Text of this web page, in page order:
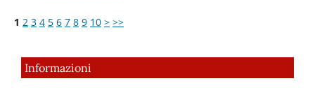
1 2 3 4 5 6 7 8 9 10 > >>
Informazioni